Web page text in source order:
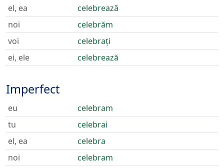
el, ea
celebrează
noi
celebrăm
voi
celebrați
ei, ele
celebrează
Imperfect
eu
celebram
tu
celebrai
el, ea
celebra
noi
celebram